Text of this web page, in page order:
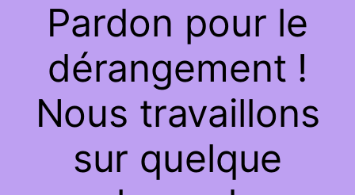
Pardon pour le
dérangement !
Nous travaillons
sur quelque